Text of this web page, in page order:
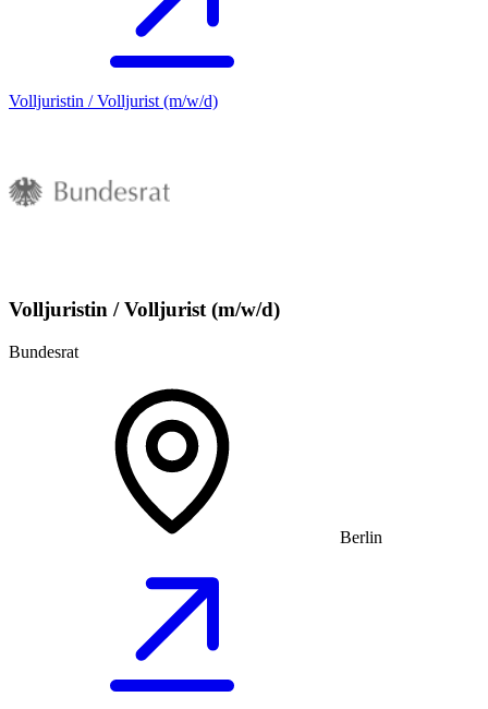
Volljuristin / Volljurist (m/w/d)
Volljuristin / Volljurist (m/w/d)
Bundesrat
Berlin